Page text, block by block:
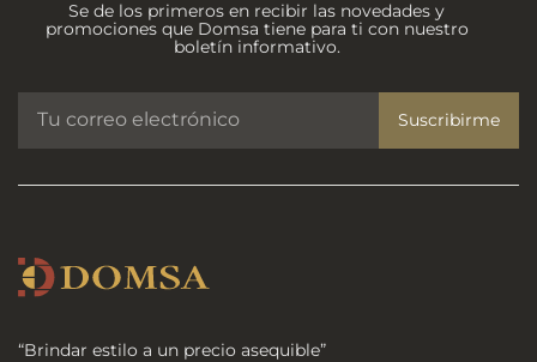
Se de los primeros en recibir las novedades y
promociones que Domsa tiene para ti con nuestro
boletín informativo.
Suscribirme
“Brindar estilo a un precio asequible”